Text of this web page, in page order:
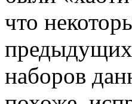
что
предыдущих
наборов